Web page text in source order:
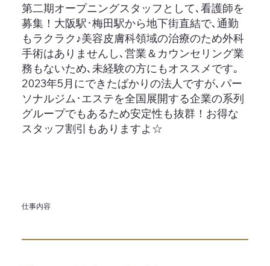
仕事内容
第二期オープニングスタッフとして､看護師を
募集！大阪駅･梅田駅から地下街直結で､通勤
もラクラク♪美容皮膚科領域の治療のため外科
手術はありませんし､営業＆カウンセリング業
務もないため､未経験の方にもオススメです｡
2023年5月にできたばかりの法人ですが､パー
ソナルジム･エステを全国展開する企業の系列
グループでもあるため安定性も抜群！お得な
スタッフ割引もありますよ☆